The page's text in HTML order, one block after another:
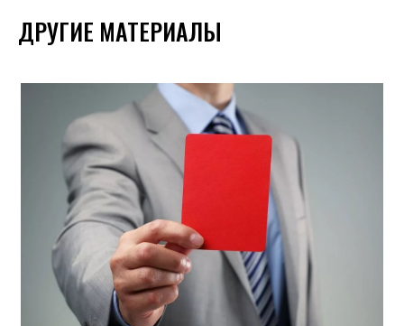
ДРУГИЕ МАТЕРИАЛЫ